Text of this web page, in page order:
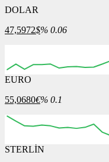
DOLAR
47,5972$% 0.06
EURO
55,0680€% 0.1
04:00
STERLİN